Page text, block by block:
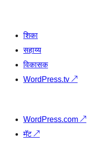
शिका
सहाय्य
विकासक
WordPress.tv ↗
WordPress.com ↗
मॅट↗